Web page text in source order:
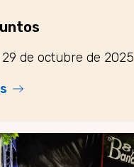
de octubre de 2025